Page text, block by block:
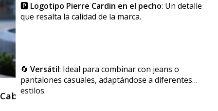
Caballero
🅿️ Logotipo Pierre Cardin en el pecho: Un detalle
que resalta la calidad de la marca.
🔄 Versátil: Ideal para combinar con jeans o
pantalones casuales, adaptándose a diferentes
estilos.